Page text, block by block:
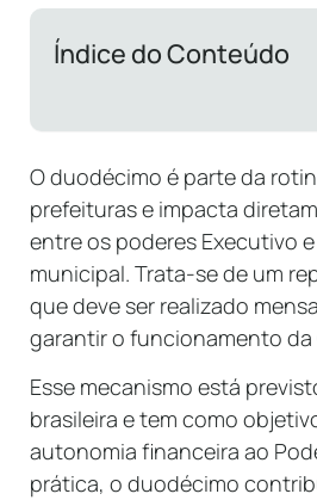
Índice do Conteúdo
O duodécimo é parte da
prefeituras e impacta
entre os poderes Executivo
municipal. Trata-se de um
que deve ser realizado
garantir o funcionamento da
Esse mecanismo está
brasileira e tem como
autonomia financeira ao
prática, o duodécimo